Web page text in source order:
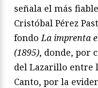
señala el más
Cristóbal Pérez
fondo La imprenta
(1895), donde, por
del Lazarillo entre
Canto, por la